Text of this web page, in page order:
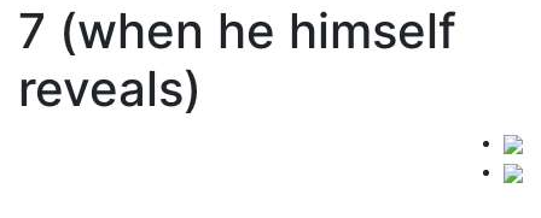
7 (when he himself
reveals)